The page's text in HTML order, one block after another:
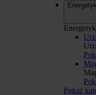
Pokaż